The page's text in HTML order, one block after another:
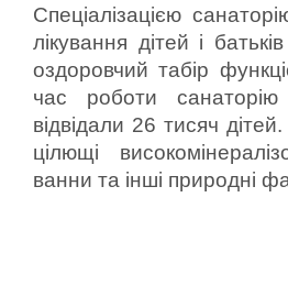
Спеціалізацією
лікування дітей і
оздоровчий табір
час роботи санаторію
відвідали 26 тисяч
цілющі
ванни та інші природні